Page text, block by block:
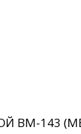
ВМ-143